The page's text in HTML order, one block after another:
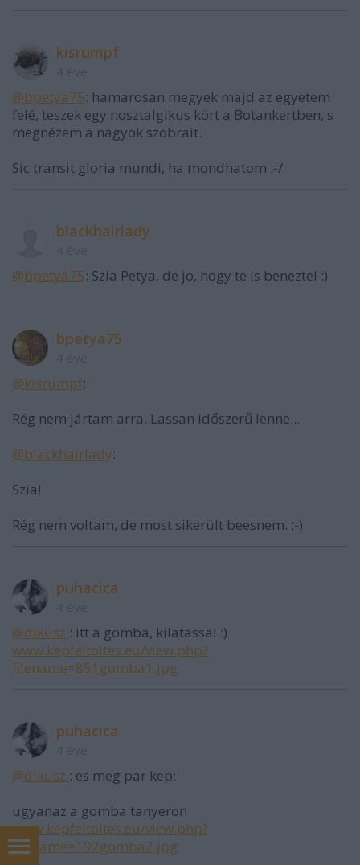
kisrumpf
@bpetya75: hamarosan megyek majd az egyetem
felé, teszek egy nosztalgikus kört a Botankertben, s
megnézem a nagyok szobrait.
Sic transit gloria mundi, ha mondhatom :-/
blackhairlady
@bpetya75: Szia Petya, de jo, hogy te is beneztel :)
bpetya75
@kisrumpf:
Rég nem jártam arra. Lassan időszerű lenne...
@blackhairlady:
Szia!
Rég nem voltam, de most sikerült beesnem. ;-)
puhacica
@dikusz.: itt a gomba, kilatassal :)
www.kepfeltoltes.eu/view.php?
filename=851gomba1.jpg
puhacica
@dikusz.: es meg par kep:
ugyanaz a gomba tanyeron
www.kepfeltoltes.eu/view.php?
filename=192gomba2.jpg